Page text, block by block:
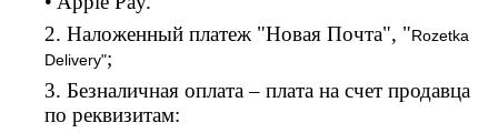
2. Наложенный платеж "Новая Почта", "Rozetka
Delivery";
3. Безналичная оплата – плата на счет продавца
по реквизитам: